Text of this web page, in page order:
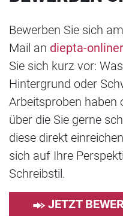
Bewerben Sie sich
Mail an diepta-
Sie sich kurz vor:
Hintergrund oder
Arbeitsproben haben
über die Sie gerne
diese direkt
sich auf Ihre
Schreibstil.
JETZT